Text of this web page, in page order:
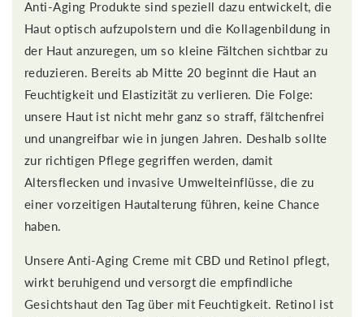
Anti-Aging Produkte sind speziell dazu entwickelt, die
Haut optisch aufzupolstern und die Kollagenbildung in
der Haut anzuregen, um so kleine Fältchen sichtbar zu
reduzieren. Bereits ab Mitte 20 beginnt die Haut an
Feuchtigkeit und Elastizität zu verlieren. Die Folge:
unsere Haut ist nicht mehr ganz so straff, fältchenfrei
und unangreifbar wie in jungen Jahren. Deshalb sollte
zur richtigen Pflege gegriffen werden, damit
Altersflecken und invasive Umwelteinflüsse, die zu
einer vorzeitigen Hautalterung führen, keine Chance
haben.
Unsere Anti-Aging Creme mit CBD und Retinol pflegt,
wirkt beruhigend und versorgt die empfindliche
Gesichtshaut den Tag über mit Feuchtigkeit. Retinol ist